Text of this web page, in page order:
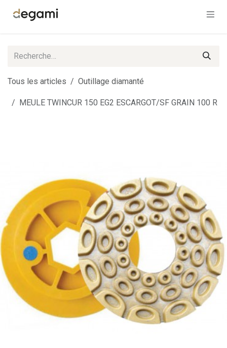
Tous les articles Outillage diamanté
MEULE TWINCUR 150 EG2 ESCARGOT/SF GRAIN 100 R